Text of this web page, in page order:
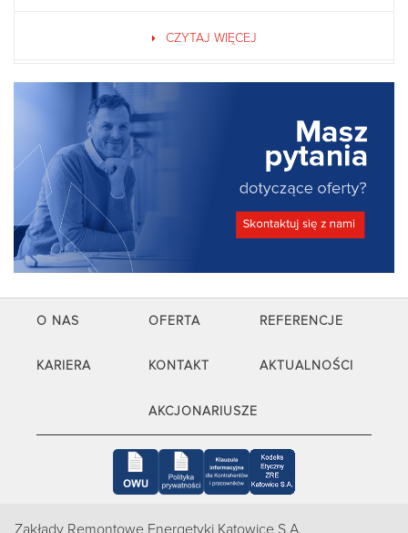
CZYTAJ WIĘCEJ
O NAS OFERTA REFERENCJE
KARIERA KONTAKT AKTUALNOŚCI
AKCJONARIUSZE
Zakłady Remontowe Energetyki Katowice S.A.